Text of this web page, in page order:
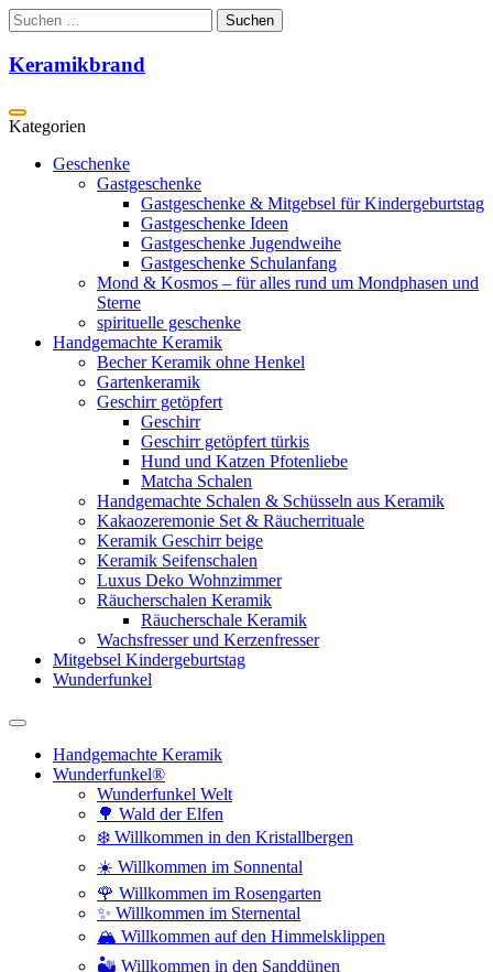
Zum
Inhalt
springen
Suchen
nach:
Keramikbrand
Geschenke
Gastgeschenke
Gastgeschenke & Mitgebsel für Kindergeburtstag
Gastgeschenke Ideen
Gastgeschenke Jugendweihe
Gastgeschenke Schulanfang
Mond & Kosmos – für alles rund um Mondphasen und
Sterne
spirituelle geschenke
Handgemachte Keramik
Becher Keramik ohne Henkel
Gartenkeramik
Geschirr getöpfert
Geschirr
Geschirr getöpfert türkis
Hund und Katzen Pfotenliebe
Matcha Schalen
Handgemachte Schalen & Schüsseln aus Keramik
Kakaozeremonie Set & Räucherrituale
Keramik Geschirr beige
Keramik Seifenschalen
Luxus Deko Wohnzimmer
Räucherschalen Keramik
Räucherschale Keramik
Wachsfresser und Kerzenfresser
Mitgebsel Kindergeburtstag
Wunderfunkel
Handgemachte Keramik
Wunderfunkel®
Wunderfunkel Welt
🌳 Wald der Elfen
❄️ Willkommen in den Kristallbergen
☀️ Willkommen im Sonnental
🌹 Willkommen im Rosengarten
✨ Willkommen im Sternental
🏔️ Willkommen auf den Himmelsklippen
🏜️ Willkommen in den Sanddünen